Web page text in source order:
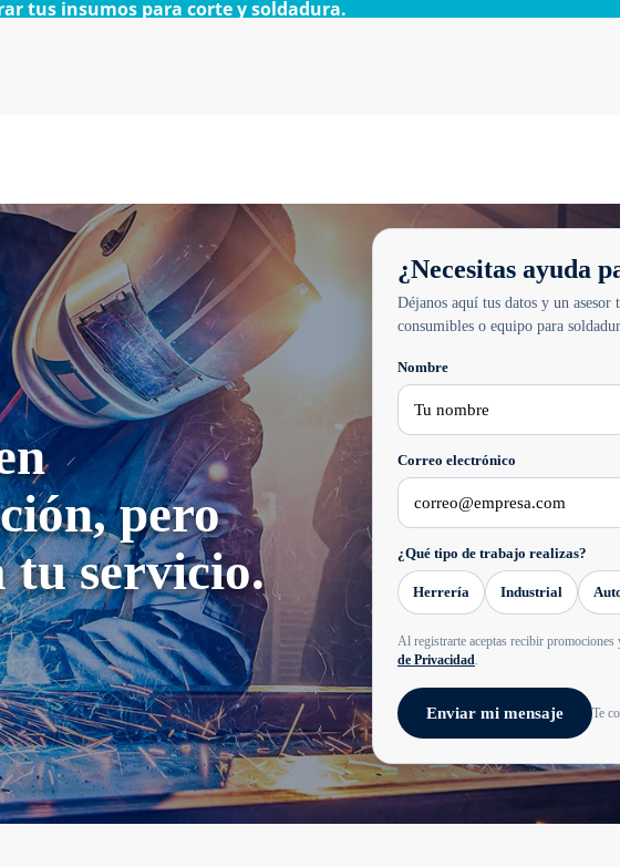
tus insumos para corte y soldadura.
pero
tu servicio.
¿Necesitas ayuda
Déjanos aquí tus datos y un
consumibles o equipo para
Nombre
Correo electrónico
¿Qué tipo de trabajo realizas?
Herrería Industrial
Al registrarte aceptas recibir
de Privacidad.
Enviar mi mensaje Te